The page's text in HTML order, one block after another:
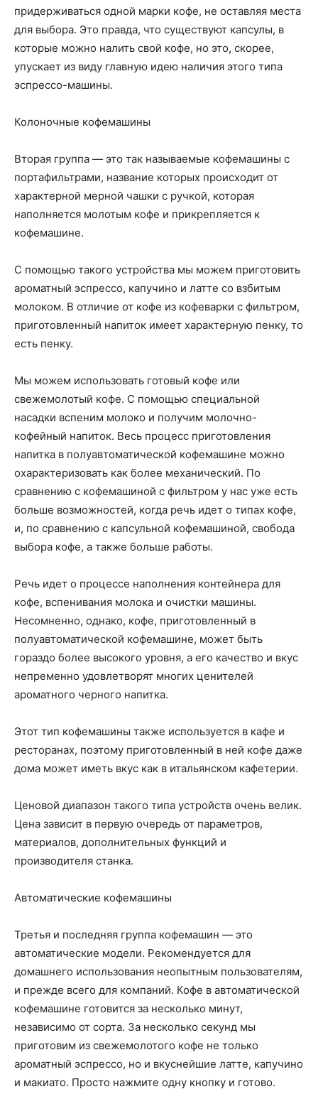
придерживаться одной марки кофе, не оставляя места
для выбора. Это правда, что существуют капсулы, в
которые можно налить свой кофе, но это, скорее,
упускает из виду главную идею наличия этого типа
эспрессо-машины.
Колоночные кофемашины
Вторая группа — это так называемые кофемашины с
портафильтрами, название которых происходит от
характерной мерной чашки с ручкой, которая
наполняется молотым кофе и прикрепляется к
кофемашине.
С помощью такого устройства мы можем приготовить
ароматный эспрессо, капучино и латте со взбитым
молоком. В отличие от кофе из кофеварки с фильтром,
приготовленный напиток имеет характерную пенку, то
есть пенку.
Мы можем использовать готовый кофе или
свежемолотый кофе. С помощью специальной
насадки вспеним молоко и получим молочно-
кофейный напиток. Весь процесс приготовления
напитка в полуавтоматической кофемашине можно
охарактеризовать как более механический. По
сравнению с кофемашиной с фильтром у нас уже есть
больше возможностей, когда речь идет о типах кофе,
и, по сравнению с капсульной кофемашиной, свобода
выбора кофе, а также больше работы.
Речь идет о процессе наполнения контейнера для
кофе, вспенивания молока и очистки машины.
Несомненно, однако, кофе, приготовленный в
полуавтоматической кофемашине, может быть
гораздо более высокого уровня, а его качество и вкус
непременно удовлетворят многих ценителей
ароматного черного напитка.
Этот тип кофемашины также используется в кафе и
ресторанах, поэтому приготовленный в ней кофе даже
дома может иметь вкус как в итальянском кафетерии.
Ценовой диапазон такого типа устройств очень велик.
Цена зависит в первую очередь от параметров,
материалов, дополнительных функций и
производителя станка.
Автоматические кофемашины
Третья и последняя группа кофемашин — это
автоматические модели. Рекомендуется для
домашнего использования неопытным пользователям,
и прежде всего для компаний. Кофе в автоматической
кофемашине готовится за несколько минут,
независимо от сорта. За несколько секунд мы
приготовим из свежемолотого кофе не только
ароматный эспрессо, но и вкуснейшие латте, капучино
и макиато. Просто нажмите одну кнопку и готово.